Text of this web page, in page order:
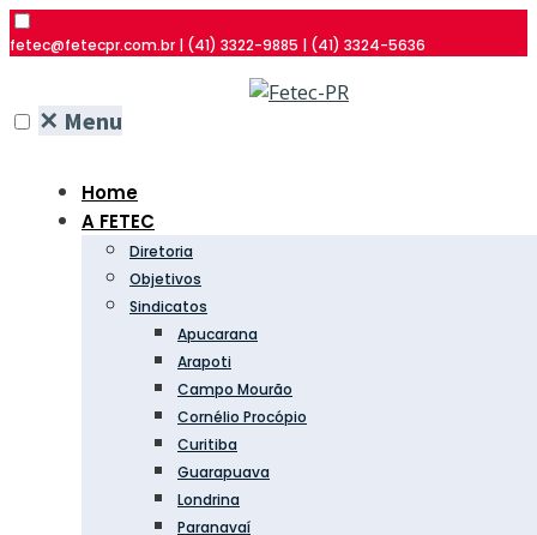
fetec@fetecpr.com.br | (41) 3322-9885 | (41) 3324-5636
✕ Menu
Home
A FETEC
Diretoria
Objetivos
Sindicatos
Apucarana
Arapoti
Campo Mourão
Cornélio Procópio
Curitiba
Guarapuava
Londrina
Paranavaí